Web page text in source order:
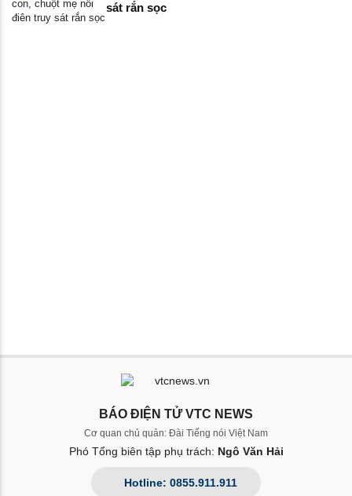
sát rắn sọc
BÁO ĐIỆN TỬ VTC NEWS
Cơ quan chủ quản: Đài Tiếng nói Việt Nam
Phó Tổng biên tập phụ trách: Ngô Văn Hải
Hotline: 0855.911.911